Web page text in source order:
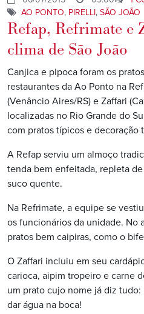
AO PONTO, PIRELLI, SÃO JOÃO
Refap, Refrimate e
clima de São João
Canjica e pipoca foram os
restaurantes da Ao Ponto na
(Venâncio Aires/RS) e Zaffari
localizadas no Rio Grande do
com pratos típicos e decoração
A Refap serviu um almoço
tenda bem enfeitada, repleta
suco quente.
Na Refrimate, a equipe se
os funcionários da unidade. No
pratos bem caipiras, como o
O Zaffari incluiu em seu
carioca, aipim tropeiro e carne
um prato cujo nome já diz
dar água na boca!